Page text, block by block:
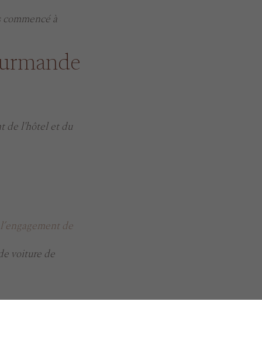
à
de l'hôtel et du
de
voiture de